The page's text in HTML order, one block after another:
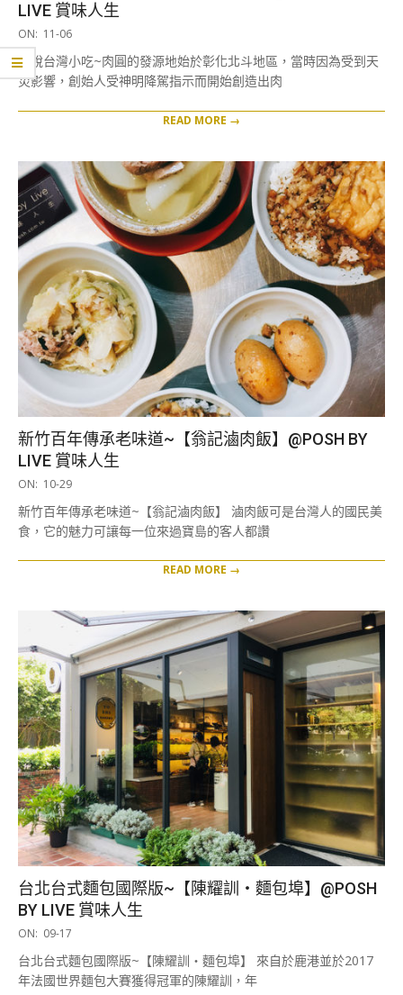
LIVE 賞味人生
2019-
11-
06
ON: 11-06
據說台灣小吃~肉圓的發源地始於彰化北斗地區，當時因為受到天
災影響，創始人受神明降駕指示而開始創造出肉
READ MORE →
新竹百年傳承老味道~【翁記滷肉飯】@POSH BY
LIVE 賞味人生
2019-
29
ON: 10-29
新竹百年傳承老味道~【翁記滷肉飯】 滷肉飯可是台灣人的國民美
食，它的魅力可讓每一位來過寶島的客人都讚
READ MORE →
台北台式麵包國際版~【陳耀訓・麵包埠】@POSH
BY LIVE 賞味人生
2019-
17
ON: 09-17
台北台式麵包國際版~【陳耀訓・麵包埠】 來自於鹿港並於2017
年法國世界麵包大賽獲得冠軍的陳耀訓，年